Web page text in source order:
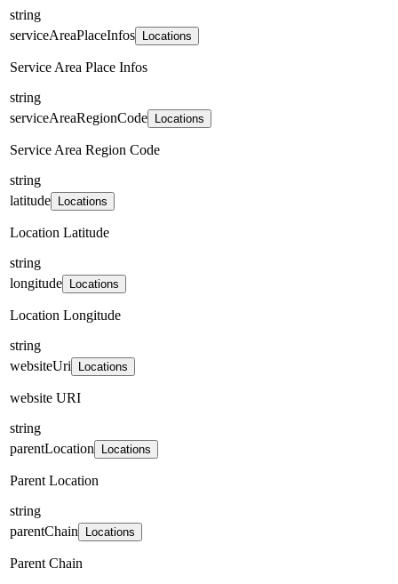
string
serviceAreaPlaceInfos
Locations
Service Area Place Infos
string
serviceAreaRegionCode
Locations
Service Area Region Code
string
latitude
Locations
Location Latitude
string
longitude
Locations
Location Longitude
string
websiteUri
Locations
website URI
string
parentLocation
Locations
Parent Location
string
parentChain
Locations
Parent Chain